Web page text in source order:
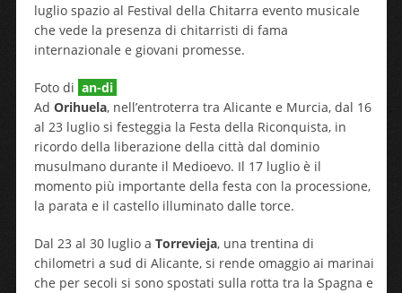
luglio spazio al Festival della Chitarra evento musicale
che vede la presenza di chitarristi di fama
internazionale e giovani promesse.
Foto di an-di
Ad Orihuela, nell’entroterra tra Alicante e Murcia, dal 16
al 23 luglio si festeggia la Festa della Riconquista, in
ricordo della liberazione della città dal dominio
musulmano durante il Medioevo. Il 17 luglio è il
momento più importante della festa con la processione,
la parata e il castello illuminato dalle torce.
Dal 23 al 30 luglio a Torrevieja, una trentina di
chilometri a sud di Alicante, si rende omaggio ai marinai
che per secoli si sono spostati sulla rotta tra la Spagna e